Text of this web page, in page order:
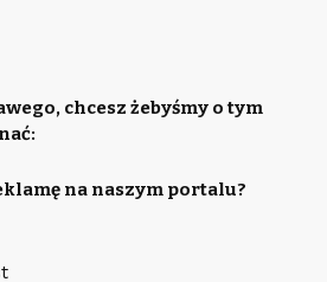
chcesz żebyśmy o tym
na naszym portalu?